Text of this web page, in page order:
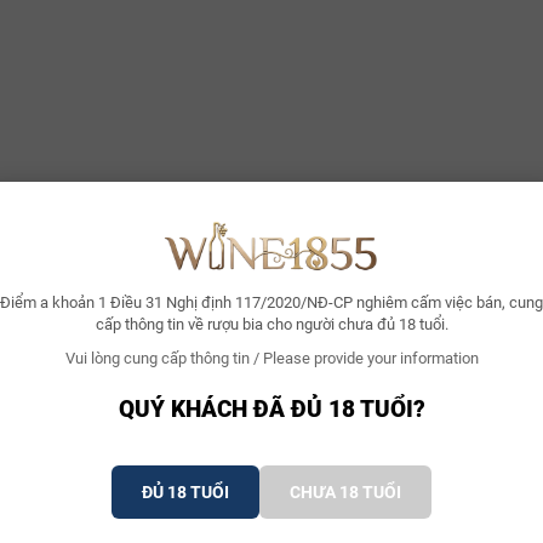
Điểm a khoản 1 Điều 31 Nghị định 117/2020/NĐ-CP nghiêm cấm việc bán, cung
cấp thông tin về rượu bia cho người chưa đủ 18 tuổi.
Vui lòng cung cấp thông tin / Please provide your information
QUÝ KHÁCH ĐÃ ĐỦ 18 TUỔI?
ĐỦ 18 TUỔI CHƯA 18 TUỔI
nhàng ở nhiệt độ hầm để tránh làm gãy các liên kết phân tử béo, sau
làm nguội diễn ra trong môi trường kiểm soát độ ẩm khắt khe trước
hạnh nhân và hương bơ lên đến 12 tháng.
(Appearance)
có màu vàng rơm đậm đà ánh lên sắc nâu caramen nhẹ ở các mép